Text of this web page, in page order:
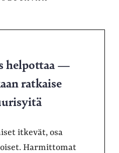
helpottaa —
ratkaise
itkevät, osa
Harmittomat